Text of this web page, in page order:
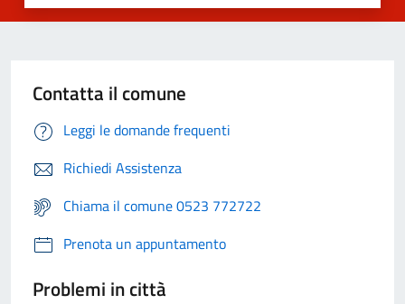
Contatta il comune
Leggi le domande frequenti
Richiedi Assistenza
Chiama il comune 0523 772722
Prenota un appuntamento
Problemi in città